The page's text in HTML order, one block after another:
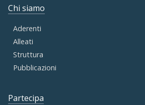
Chi siamo
Aderenti
Alleati
Struttura
Pubblicazioni
Partecipa